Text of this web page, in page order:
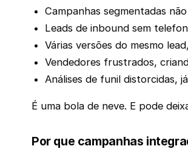
Campanhas segmentadas
Leads de inbound sem
Várias versões do mesmo
Vendedores frustrados,
Análises de funil distorcidas,
É uma bola de neve. E pode
Por que campanhas